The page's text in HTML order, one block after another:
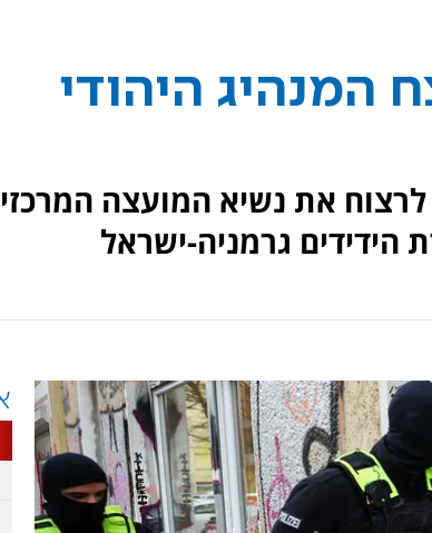
המנהיג היהודי
את נשיא המועצה
הידידים גרמניה-ישראל